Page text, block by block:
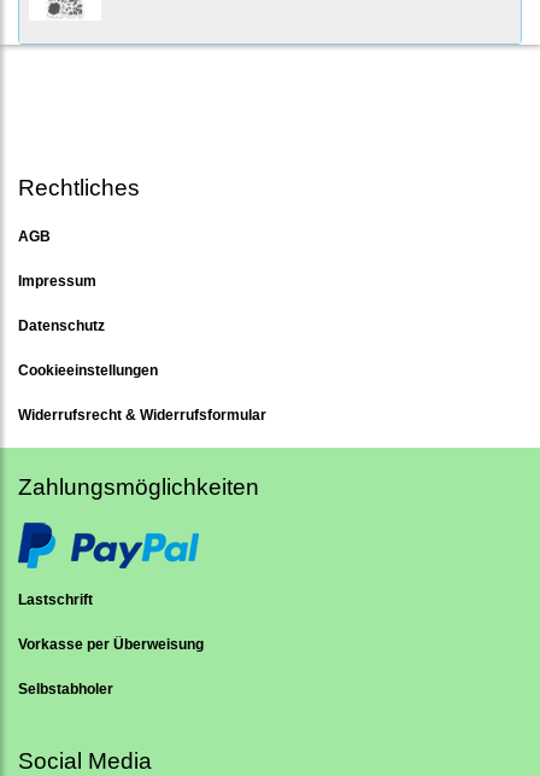
Rechtliches
AGB
Impressum
Datenschutz
Cookieeinstellungen
Widerrufsrecht & Widerrufsformular
Zahlungsmöglichkeiten
Lastschrift
Vorkasse per Überweisung
Selbstabholer
Social Media